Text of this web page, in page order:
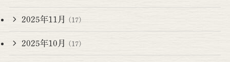
2025年11月 (17)
2025年10月 (17)